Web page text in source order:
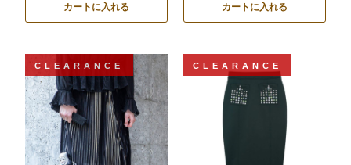
カートに入れる カートに入れる
CLEARANCE CLEARANCE